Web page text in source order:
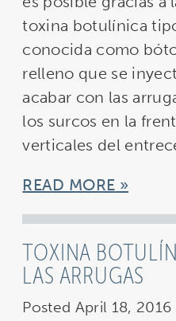
toxina botulínica
conocida como
relleno que se
acabar con las
los surcos en la
verticales del
READ MORE
TOXINA
LAS ARRUGAS
Posted April 18, 2016